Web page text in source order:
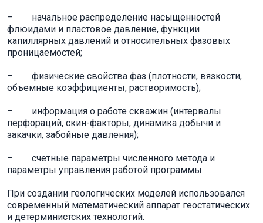
– начальное распределение насыщенностей
флюидами и пластовое давление, функции
капиллярных давлений и относительных фазовых
проницаемостей;
– физические свойства фаз (плотности, вязкости,
объемные коэффициенты, растворимость);
– информация о работе скважин (интервалы
перфораций, скин-факторы, динамика добычи и
закачки, забойные давления);
– счетные параметры численного метода и
параметры управления работой программы.
При создании геологических моделей использовался
современный математический аппарат геостатических
и детерминистских технологий.